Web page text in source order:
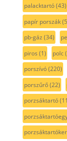
palacktartó(43)
papír porszák
pb-gáz (34)
piros (1) polc
porszívó(220)
porszűrő(22)
porzsáktartó